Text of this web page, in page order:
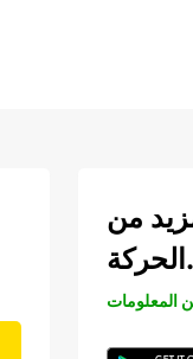
من
الحركة.
المعلومات